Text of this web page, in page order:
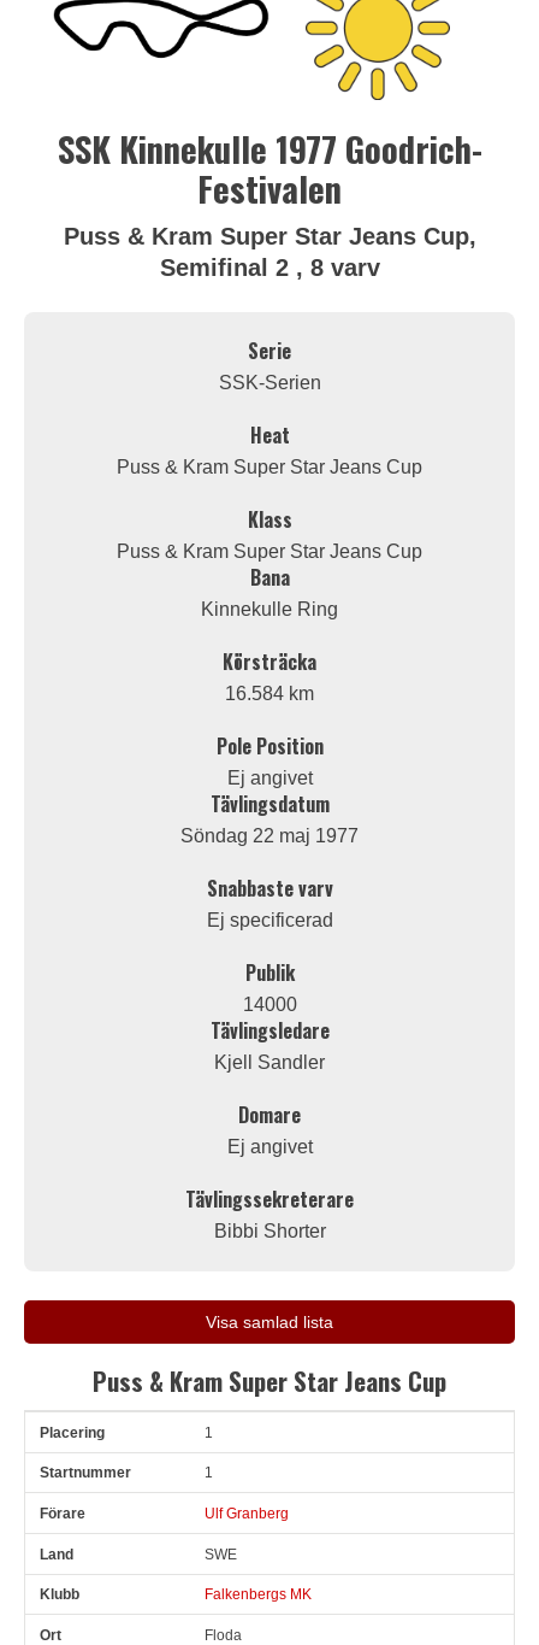
SSK Kinnekulle 1977 Goodrich-
Festivalen
Puss & Kram Super Star Jeans Cup,
Semifinal 2 , 8 varv
Serie
SSK-Serien
Heat
Puss & Kram Super Star Jeans Cup
Klass
Puss & Kram Super Star Jeans Cup
Bana
Kinnekulle Ring
Körsträcka
16.584 km
Pole Position
Ej angivet
Tävlingsdatum
Söndag 22 maj 1977
Snabbaste varv
Ej specificerad
Publik
14000
Tävlingsledare
Kjell Sandler
Domare
Ej angivet
Tävlingssekreterare
Bibbi Shorter
Visa samlad lista
Puss & Kram Super Star Jeans Cup
Pl Snr 1
1
Ulf Granberg
SWE
Falkenbergs MK
Floda